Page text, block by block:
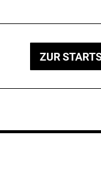
ZUR